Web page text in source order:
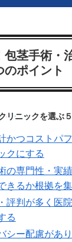
包茎手術・
ポイント
リニックを選ぶ
かつコストパ
クにする
の専門性・実
きるか根拠を
評判が多く医
る
シー配慮があ